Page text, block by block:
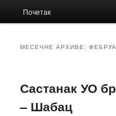
Заједница
изборник
Скочи
садржај
Скочи
садржај
Почетак
МЕСЕЧНЕ АРХИВЕ:
Састанак УО
– Шабац